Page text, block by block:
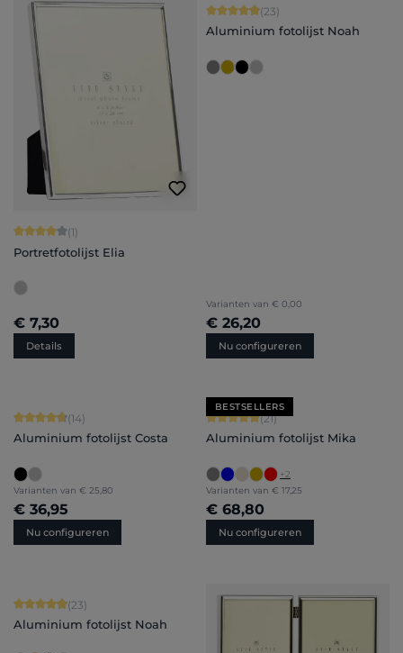
Gemiddelde waardering van 4 van 5 sterren
(1)
Portretfotolijst Elia
€ 7,30
Details
Gemiddelde waardering van 4.91
(23)
Aluminium fotolijst Noah
Varianten van € 0,00
€ 26,20
Nu configureren
Gemiddelde waardering van 4.86 van 5 sterren
(14)
Aluminium fotolijst Costa
Varianten van € 25,80
€ 36,95
Nu configureren
BESTSELLERS
Gemiddelde waardering van 5 van 5
(21)
Aluminium fotolijst Mika
+2
Varianten van € 17,25
€ 68,80
Nu configureren
Gemiddelde waardering van 4.91 van 5 sterren
(23)
Aluminium fotolijst Noah